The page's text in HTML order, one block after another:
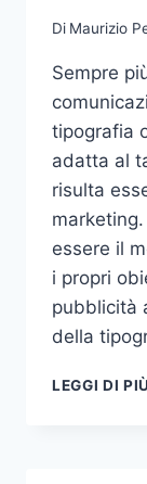
Di Maurizio
Sempre
tipografia
adatta al
risulta
essere il
i propri
pubblicità
della
LEGGI DI PIÙ